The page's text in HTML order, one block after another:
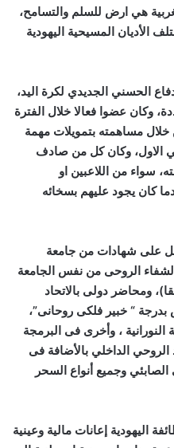
هي ارض للسلم والتسامح،
الأديان المسيحية اليهودية
الحسني الجديدي لكرة اليد،
وكان عضوا فعالا خلال الفترة
مساهمته بتمويلات مهمة
الاول، وكان كل من صادف
سواء من اللاعبين او
كان يجود عليهم بسخائه
على شهادات من جامعة
الروحى من نفس الجامعة
ومحاضر دولى بالاتحاد
بدرجة “ خبير فلكى روحانى”،
النورانية ، وأخرى فى البرمجة
الروحي الداخلي بالأضافة فى
الصابئي وجميع أنواع السحر
اليهودية إعانات مالية وعينية